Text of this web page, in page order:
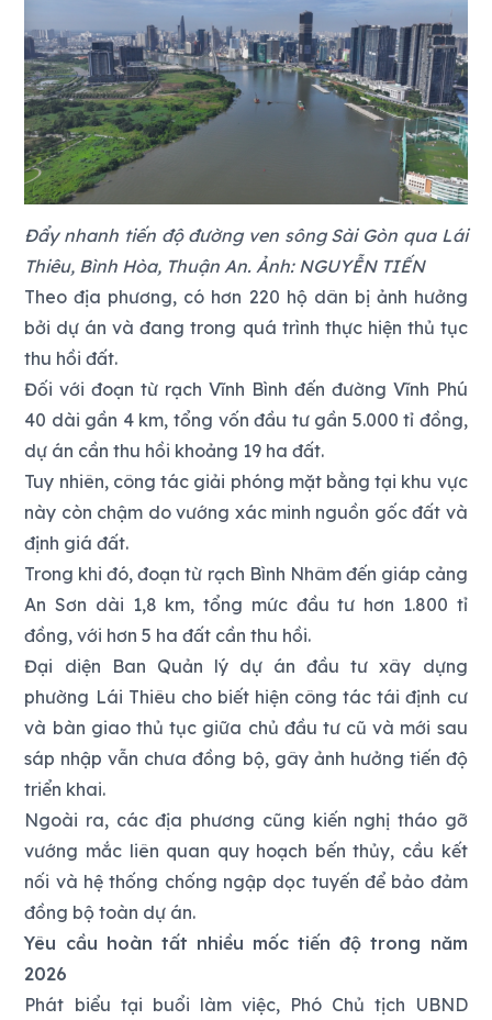
Đẩy nhanh tiến độ đường ven sông Sài Gòn qua Lái
Thiêu, Bình Hòa, Thuận An. Ảnh: NGUYỄN TIẾN
Theo địa phương, có hơn 220 hộ dân bị ảnh hưởng
bởi dự án và đang trong quá trình thực hiện thủ tục
thu hồi đất.
Đối với đoạn từ rạch Vĩnh Bình đến đường Vĩnh Phú
40 dài gần 4 km, tổng vốn đầu tư gần 5.000 tỉ đồng,
dự án cần thu hồi khoảng 19 ha đất.
Tuy nhiên, công tác giải phóng mặt bằng tại khu vực
này còn chậm do vướng xác minh nguồn gốc đất và
định giá đất.
Trong khi đó, đoạn từ rạch Bình Nhâm đến giáp cảng
An Sơn dài 1,8 km, tổng mức đầu tư hơn 1.800 tỉ
đồng, với hơn 5 ha đất cần thu hồi.
Đại diện Ban Quản lý dự án đầu tư xây dựng
phường Lái Thiêu cho biết hiện công tác tái định cư
và bàn giao thủ tục giữa chủ đầu tư cũ và mới sau
sáp nhập vẫn chưa đồng bộ, gây ảnh hưởng tiến độ
triển khai.
Ngoài ra, các địa phương cũng kiến nghị tháo gỡ
vướng mắc liên quan quy hoạch bến thủy, cầu kết
nối và hệ thống chống ngập dọc tuyến để bảo đảm
đồng bộ toàn dự án.
Yêu cầu hoàn tất nhiều mốc tiến độ trong năm
2026
Phát biểu tại buổi làm việc, Phó Chủ tịch UBND